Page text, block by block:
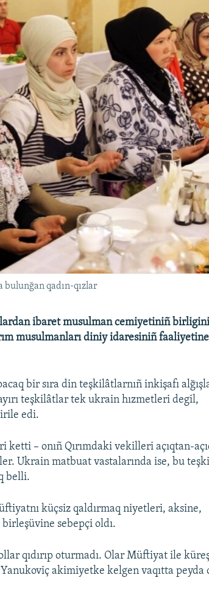
qadın-qızlar
ibaret musulman cemiyetiniñ
musulmanları diniy idaresiniñ faaliyetine
bir sıra din teşkilâtlarnıñ inkişafı
teşkilâtlar tek ukrain hızmetleri degil,
edi.
– onıñ Qırımdaki vekilleri açıqtan-
Ukrain matbuat vastalarında ise, bu
belli.
küçsiz qaldırmaq niyetleri, aksine,
sebepçi oldı.
qıdırıp oturmadı. Olar Müftiyat ile
akimiyetke kelgen vaqıtta peyda